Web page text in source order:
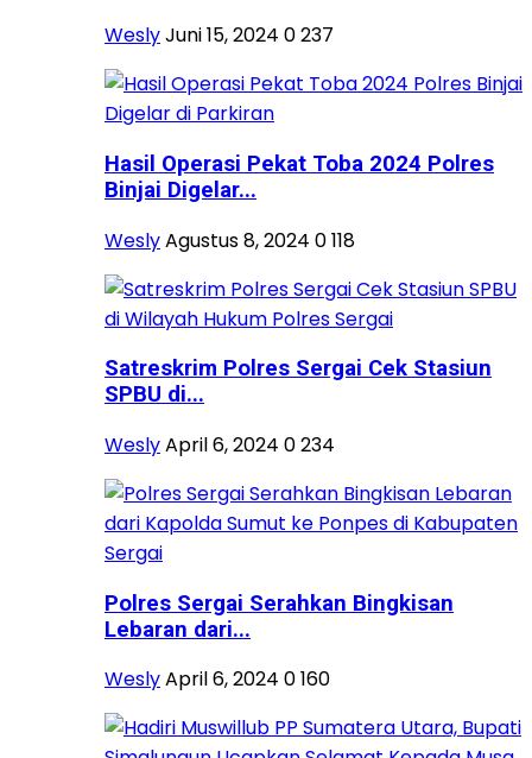
WeslyJuni 15, 2024 0237
Hasil Operasi Pekat Toba 2024 Polres
Binjai Digelar...
WeslyAgustus 8, 2024 0118
Satreskrim Polres Sergai Cek Stasiun
SPBU di...
WeslyApril 6, 2024 0234
Polres Sergai Serahkan Bingkisan
Lebaran dari...
WeslyApril 6, 2024 0160